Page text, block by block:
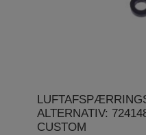
ALTERNATIV:
CUSTOM